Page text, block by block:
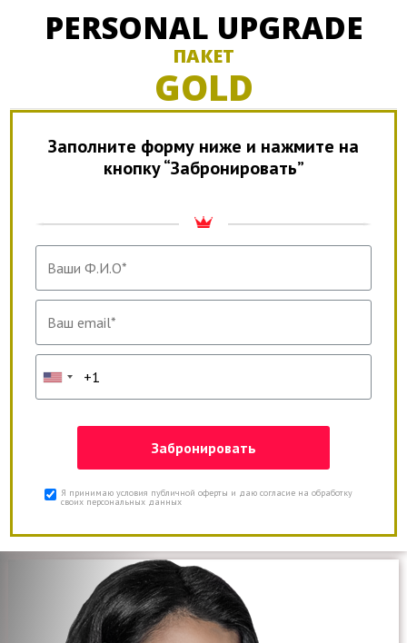
PERSONAL UPGRADE
ПАКЕТ
GOLD
Заполните форму ниже и нажмите на
кнопку “Забронировать”
Я принимаю условия публичной оферты и даю согласие на обработку
своих персональных данных